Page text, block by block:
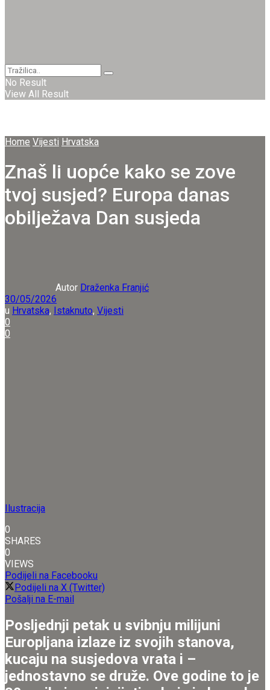
No Result
View All Result
Home Vijesti Hrvatska
Znaš li uopće kako se zove
tvoj susjed? Europa danas
obilježava Dan susjeda
Autor Draženka Franjić
30/05/2026
u Hrvatska, Istaknuto, Vijesti
0
0
Ilustracija
0
SHARES
0
VIEWS
Podijeli na Facebooku
Podijeli na X (Twitter)
Pošalji na E-mail
Posljednji petak u svibnju milijuni
Europljana izlaze iz svojih stanova,
kucaju na susjedova vrata i –
jednostavno se druže. Ove godine to je